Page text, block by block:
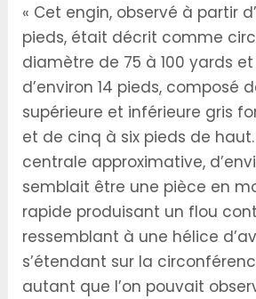
« Cet engin, observé à partir
pieds, était décrit comme
diamètre de 75 à 100 yards
d’environ 14 pieds, composé
supérieure et inférieure gris
et de cinq à six pieds de
centrale approximative,
semblait être une pièce en
rapide produisant un flou
ressemblant à une hélice
s’étendant sur la
autant que l’on pouvait